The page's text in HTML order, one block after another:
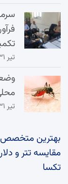
تیر ۳۱, ۱۴۰۵
تیر ۳۱, ۱۴۰۵
بهترین متخصص
مقایسه تتر و دلار
تکسا